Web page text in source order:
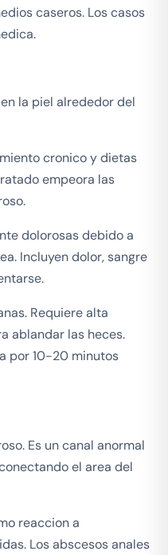
caseros. Los casos
la piel alrededor del
cronico y dietas
empeora las
dolorosas debido a
Incluyen dolor, sangre
Requiere alta
ablandar las heces.
por 10-20 minutos
Es un canal anormal
el area del
reaccion a
Los abscesos anales